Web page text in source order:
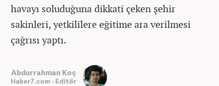
havayı soluduğuna dikkati çeken şehir
sakinleri, yetkililere eğitime ara verilmesi
çağrısı yaptı.
Abdurrahman Koç
Haber7.com - Editör